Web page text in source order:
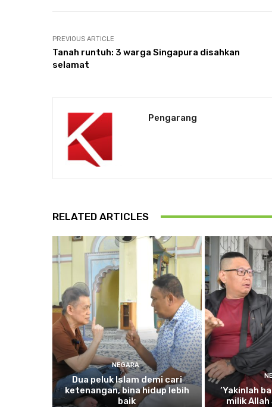
PREVIOUS ARTICLE
Tanah runtuh: 3 warga Singapura disahkan
selamat
Pengarang
RELATED ARTICLES
NEGARA
Duapeluk Islam demi cari
ketenangan, bina hidup lebih
baik
‘Yakinlah
milik Allah